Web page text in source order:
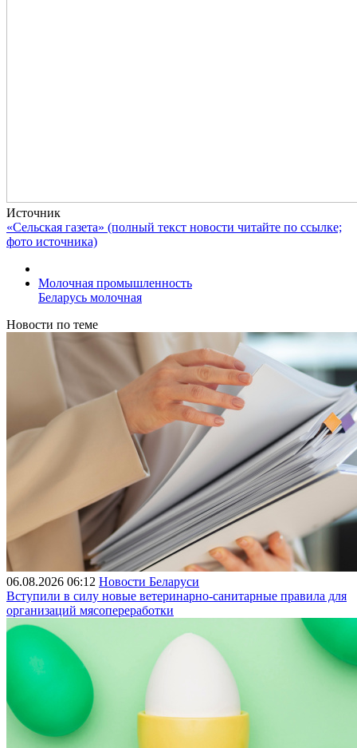
Источник
«Сельская газета» (полный текст новости читайте по ссылке;
фото источника)
Молочная промышленность
Беларусь молочная
Новости по теме
06.08.2026 06:12 Новости Беларуси
Вступили в силу новые ветеринарно-санитарные правила для
организаций мясопереработки